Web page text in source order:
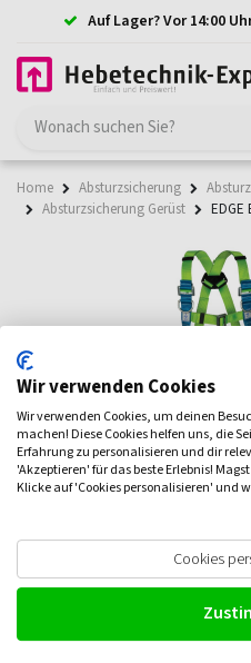
Auf Lager? Vor 14:00
Home Absturzsicherung
Absturzsicherung Gerüst
EDGE
EDGE Basic Gerüst
Wir verwenden Cookies
Wir verwenden Cookies, um deinen
machen! Diese Cookies helfen uns, die
Erfahrung zu personalisieren und dir
'Akzeptieren' für das beste Erlebnis!
Klicke auf 'Cookies personalisieren' und
Cookies